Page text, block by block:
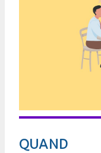
QUAND